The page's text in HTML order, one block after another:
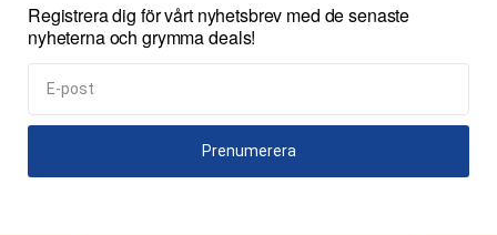
Registrera dig för vårt nyhetsbrev med de senaste
nyheterna och grymma deals!
Prenumerera